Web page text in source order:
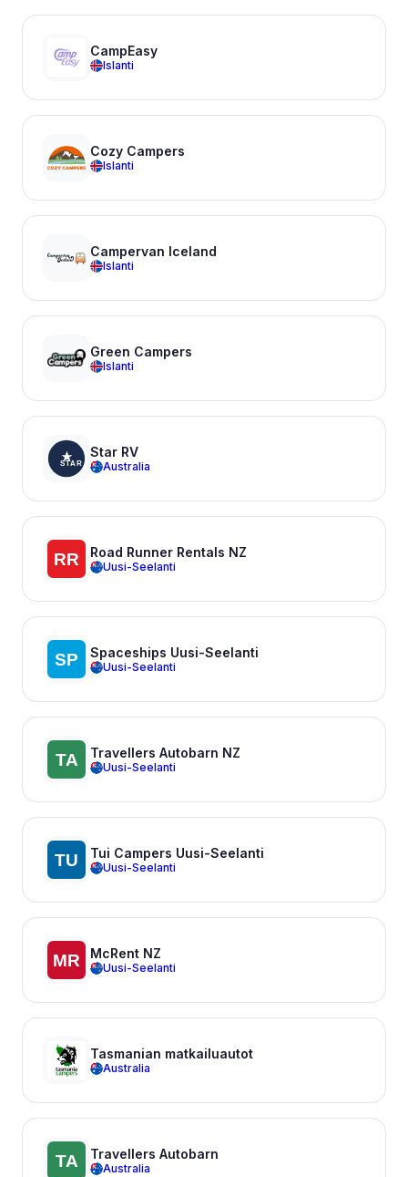
CampEasy
Islanti
Cozy Campers
Islanti
Campervan Iceland
Islanti
Green Campers
Islanti
Star RV
Australia
Road Runner Rentals NZ
Uusi-Seelanti
Spaceships Uusi-Seelanti
Uusi-Seelanti
Travellers Autobarn NZ
Uusi-Seelanti
Tui Campers Uusi-Seelanti
Uusi-Seelanti
McRent NZ
Uusi-Seelanti
Tasmanian matkailuautot
Australia
Travellers Autobarn
Australia